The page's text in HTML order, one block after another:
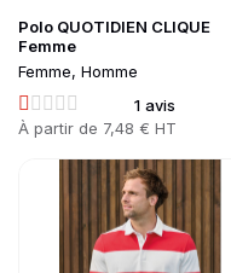
Polo QUOTIDIEN CLIQUE
Femme
Femme, Homme
1 avis
Prix
À partir de 7,48 € HT
Go to product page